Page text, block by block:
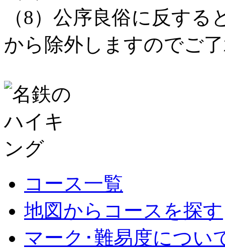
（8）公序良俗に反す
から除外しますのでご
コース一覧
地図からコースを探す
マーク･難易度につい